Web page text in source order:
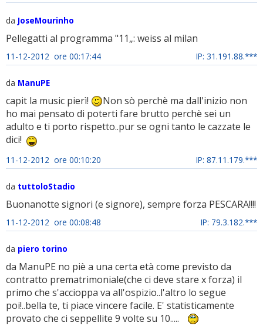
da JoseMourinho
Pellegatti al programma "11„: weiss al milan
11-12-2012 ore 00:17:44 IP: 31.191.88.***
da ManuPE
capit la music pierì!
Non sò perchè ma dall'inizio non
ho mai pensato di poterti fare brutto perchè sei un
adulto e ti porto rispetto..pur se ogni tanto le cazzate le
dici!
11-12-2012 ore 00:10:20 IP: 87.11.179.***
da tuttoloStadio
Buonanotte signori (e signore), sempre forza PESCARA!!!!
11-12-2012 ore 00:08:48 IP: 79.3.182.***
da piero torino
da ManuPE no piè a una certa età come previsto da
contratto prematrimoniale(che ci deve stare x forza) il
primo che s'accioppa va all'ospizio..l'altro lo segue
poi!..bella te, ti piace vincere facile. E' statisticamente
provato che ci seppellite 9 volte su 10.....